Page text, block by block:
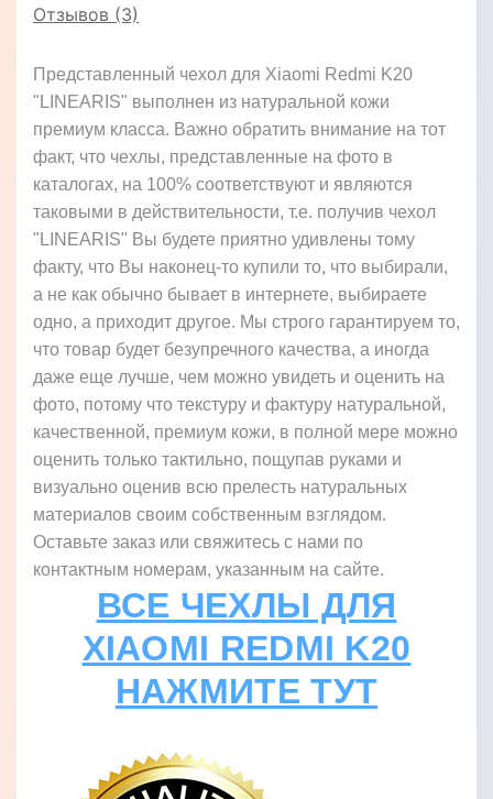
Отзывов (3)
Представленный чехол для Xiaomi Redmi K20
"LINEARIS" выполнен из натуральной кожи
премиум класса. Важно обратить внимание на тот
факт, что чехлы, представленные на фото в
каталогах, на 100% соответствуют и являются
таковыми в действительности, т.е. получив чехол
"LINEARIS" Вы будете приятно удивлены тому
факту, что Вы наконец-то купили то, что выбирали,
а не как обычно бывает в интернете, выбираете
одно, а приходит другое. Мы строго гарантируем то,
что товар будет безупречного качества, а иногда
даже еще лучше, чем можно увидеть и оценить на
фото, потому что текстуру и фактуру натуральной,
качественной, премиум кожи, в полной мере можно
оценить только тактильно, пощупав руками и
визуально оценив всю прелесть натуральных
материалов своим собственным взглядом.
Оставьте заказ или свяжитесь с нами по
контактным номерам, указанным на сайте.
ВСЕ ЧЕХЛЫ ДЛЯ
XIAOMI REDMI K20
НАЖМИТЕ ТУТ